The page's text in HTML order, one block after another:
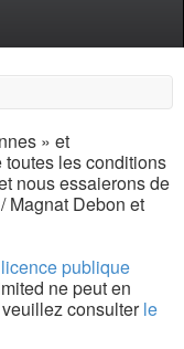
» et
toutes les conditions
nous essaierons de
Magnat Debon et
licence publique
ne peut en
consulterle